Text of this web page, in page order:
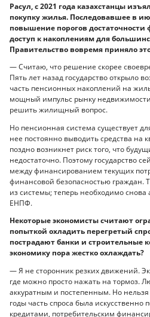
Расул, с 2021 года казахстанцы
покупку жилья. Последовавшее в
повышение порогов достаточности
доступ к накоплениям для
Правительство вовремя приняло
— Считаю, что решение скорее
Пять лет назад государство открыло
часть пенсионных накоплений на
мощный импульс рынку
решить жилищный вопрос.
Но пенсионная система существует
нее постоянно выводить средства на
поздно возникнет риск того, что
недостаточно. Поэтому государство
между финансированием текущих
финансовой безопасностью граждан.
из системы; теперь необходимо снова
ЕНПФ.
Некоторые экономисты считают
попыткой охладить перегретый
пострадают банки и строительные
экономику пора жестко охлаждать?
— Я не сторонник резких движений.
где можно просто нажать на тормоз.
аккуратным и постепенным. Но
годы часть спроса была искусственно
кредитами, потребительским